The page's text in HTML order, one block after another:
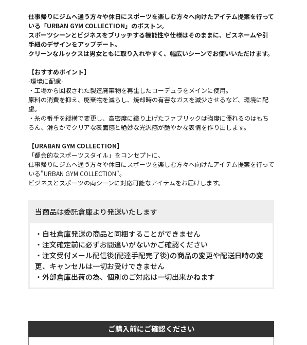
仕事帰りにジムへ通う方々や休日にスポーツを楽しむ方々へ向けたアイテム提案を行って
いる「URBAN GYM COLLECTION」のボストン。
スポーツシーンとビジネスをブリッヂする機能性や仕様はそのままに、ビスネームや引
手紐のデザインをアップデート。
クリーンなルックスは男女ともに取り入れやすく、幅広いシーンでお使いいただけます。
【おすすめポイント】
-環境に配慮-
・工場から回収された製造廃棄物を再生したコーデュラをメインに使用。
原料の消費を抑え、廃棄物を減らし、焼却時の有害なガスを減少させるなど、環境に配
慮。
・糸の番手を縦横で変更し、高密度に織り上げたファブリックは強度に優れるのはもち
ろん、滑らかでクリアな表面感と絶妙な光沢感が艶やかな表情を作り出します。
【URABAN GYM COLLECTION】
「都会的なスポーツスタイル」をコンセプトに、
仕事帰りにジムへ通う方々や休日にスポーツを楽しむ方々へ向けたアイテム提案を行って
いる"URBAN GYM COLLECTION"。
ビジネスとスポーツの両シーンに対応可能なアイテムをお届けします。
当商品は委託倉庫より発送いたします
・自社倉庫発送の商品と同梱することができません
・注文確定前に必ずお間違いがないかご確認ください
・注文受付メール配信後(配達手配完了後)の商品の変更や配送日時の変
更、キャンセルは一切お受けできません
・外部倉庫出荷の為、個別のご対応は一切出来かねます
ご購入前にご確認ください